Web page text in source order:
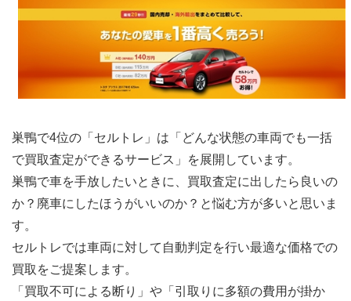
巣鴨で4位の「セルトレ」は「どんな状態の車両でも一括
で買取査定ができるサービス」を展開しています。
巣鴨で車を手放したいときに、買取査定に出したら良いの
か？廃車にしたほうがいいのか？と悩む方が多いと思いま
す。
セルトレでは車両に対して自動判定を行い最適な価格での
買取をご提案します。
「買取不可による断り」や「引取りに多額の費用が掛か